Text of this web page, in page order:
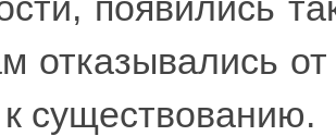
отказывались
к существованию.